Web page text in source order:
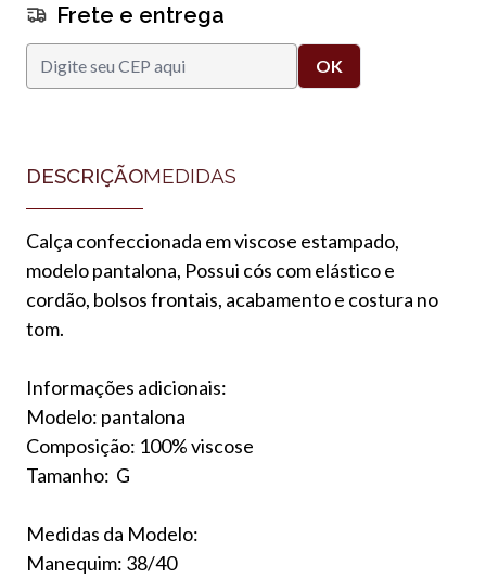
Frete e entrega
DESCRIÇÃOMEDIDAS
Calça confeccionada em viscose estampado,
modelo pantalona, Possui cós com elástico e
cordão, bolsos frontais, acabamento e costura no
tom.
Informações adicionais:
Modelo: pantalona
Composição: 100% viscose
Tamanho: G
Medidas da Modelo:
Manequim: 38/40